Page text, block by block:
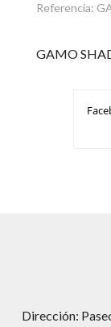
Referencia:
GAMO
Dirección: